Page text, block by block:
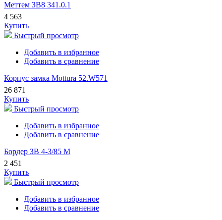
Меттем ЗВ8 341.0.1
4 563
Купить
Быстрый просмотр
Добавить в избранное
Добавить в сравнение
Корпус замка Mottura 52.W571
26 871
Купить
Быстрый просмотр
Добавить в избранное
Добавить в сравнение
Бордер ЗВ 4-3/85 М
2 451
Купить
Быстрый просмотр
Добавить в избранное
Добавить в сравнение